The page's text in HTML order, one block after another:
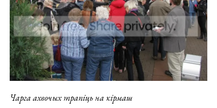
Чарга ахвочых трапіць на кірмаш